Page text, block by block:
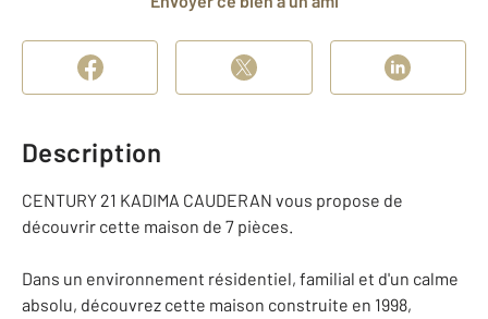
Description
CENTURY 21 KADIMA CAUDERAN vous propose de
découvrir cette maison de 7 pièces.
Dans un environnement résidentiel, familial et d'un calme
absolu, découvrez cette maison construite en 1998,